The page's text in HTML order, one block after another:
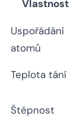
Vlastnost
Uspořádání
atomů
Teplota tání
Štěpnost